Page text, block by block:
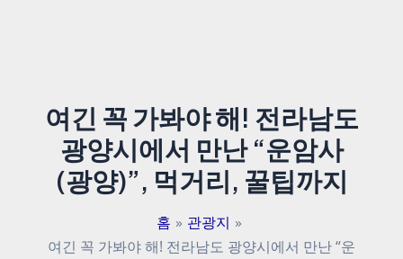
여긴 꼭 가봐야 해! 전라남도
광양시에서 만난 “운암사
(광양)”, 먹거리, 꿀팁까지
홈
관광지
여긴 꼭 가봐야 해! 전라남도 광양시에서 만난 “운